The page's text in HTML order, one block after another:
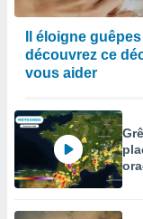
Il éloigne
découvrez ce
vous aider